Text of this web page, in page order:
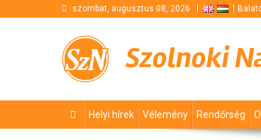
szombat, augusztus 08, 2026
Szolnoki
Helyi hírek Vélemény Rendőrség